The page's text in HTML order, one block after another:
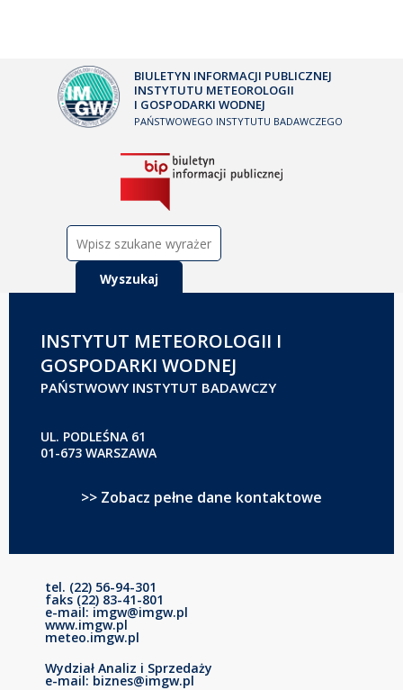
BIULETYN INFORMACJI PUBLICZNEJ
INSTYTUTU METEOROLOGII
I GOSPODARKI WODNEJ
PAŃSTWOWEGO INSTYTUTU BADAWCZEGO
INSTYTUT METEOROLOGII I
GOSPODARKI WODNEJ
PAŃSTWOWY INSTYTUT BADAWCZY
UL. PODLEŚNA 61
01-673 WARSZAWA
>> Zobacz pełne dane kontaktowe
tel. (22) 56-94-301
faks (22) 83-41-801
e-mail: imgw@imgw.pl
www.imgw.pl
meteo.imgw.pl
Wydział Analiz i Sprzedaży
e-mail: biznes@imgw.pl